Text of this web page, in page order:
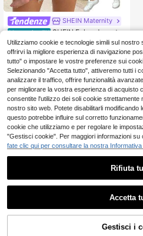
SHEIN Maternity
Magazzino EU SHEIN Felpa da mater
nità con blocchi di colore a manich
e lunghe per l'allattamento, abbiglia
mento da donna, magliette, vestiti p
rimaverili, top da donna, magliette,
abbigliamento da donna, camicie, C
oppa del Mondo
11.98€
4-7 giorni lavorativi
COMPRA ORA
Utilizziamo cookie e tecnologie simili sul
offrirvi la migliore esperienza di navigazione
tutto" o impostare le vostre preferenze sui
Selezionando "Accetta tutto", attiveremo tutti i
analizzare il traffico, offrire funzionalità
per migliorare la vostra esperienza di acquisto
consentite l'utilizzo dei soli cookie strettamente
nostro sito web. Potete disabilitarli
questo potrebbe influire sul corretto
cookie che utilizziamo e per regolare le
"Gestisci cookie". Per maggiori informazioni su
fate clic qui per consultare la nostra Informativa
Rifiuta
Accetta
Gestisci i